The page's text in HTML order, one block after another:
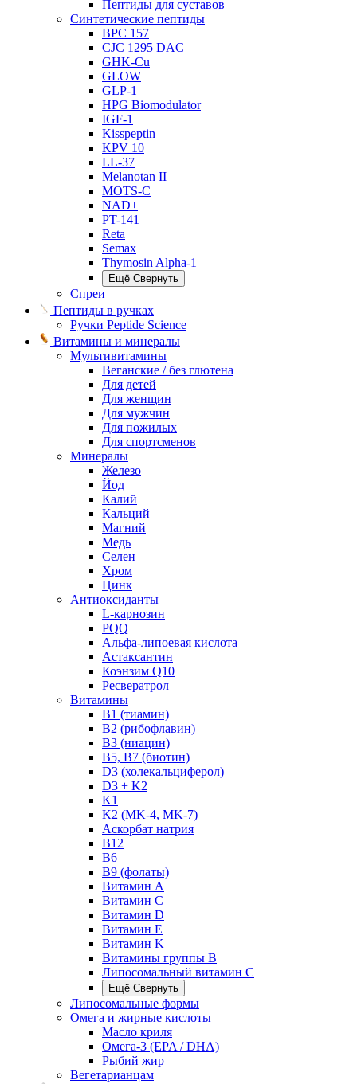
Пептиды для суставов
Синтетические пептиды
BPC 157
CJC 1295 DAC
GHK-Cu
GLOW
GLP-1
HPG Biomodulator
IGF-1
Kisspeptin
KPV 10
LL-37
Melanotan II
MOTS-C
NAD+
PT-141
Reta
Semax
Thymosin Alpha-1
Ещё Свернуть
Спреи
Пептиды в ручках
Ручки Peptide Science
Витамины и минералы
Мультивитамины
Веганские / без глютена
Для детей
Для женщин
Для мужчин
Для пожилых
Для спортсменов
Минералы
Железо
Йод
Калий
Кальций
Магний
Медь
Селен
Хром
Цинк
Антиоксиданты
L-карнозин
PQQ
Альфа-липоевая кислота
Астаксантин
Коэнзим Q10
Ресвератрол
Витамины
B1 (тиамин)
B2 (рибофлавин)
B3 (ниацин)
B5, B7 (биотин)
D3 (холекальциферол)
D3 + K2
K1
K2 (MK-4, MK-7)
Аскорбат натрия
В12
В6
В9 (фолаты)
Витамин A
Витамин C
Витамин D
Витамин E
Витамин K
Витамины группы B
Липосомальный витамин C
Ещё Свернуть
Липосомальные формы
Омега и жирные кислоты
Масло криля
Омега-3 (EPA / DHA)
Рыбий жир
Вегетарианцам